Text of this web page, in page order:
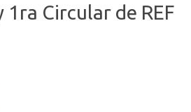
1ra Circular de REF